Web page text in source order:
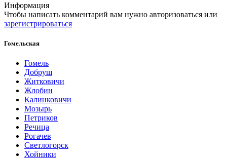
Информация
Чтобы написать комментарий вам нужно авторизоваться или
зарегистрироваться
Гомельская
Гомель
Добруш
Житковичи
Жлобин
Калинковичи
Мозырь
Петриков
Речица
Рогачев
Светлогорск
Хойники